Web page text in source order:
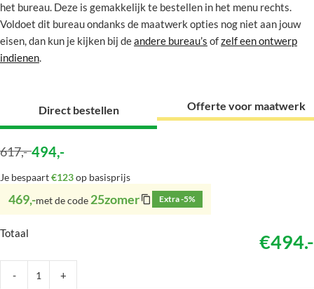
het bureau. Deze is gemakkelijk te bestellen in het menu rechts.
Voldoet dit bureau ondanks de maatwerk opties nog niet aan jouw
eisen, dan kun je kijken bij deandere bureau’s ofzelf een ontwerp
indienen.
Direct bestellen Offerte voor maatwerk
617,- 494,-
Je bespaart€123op basisprijs
469,-met de code 25zomer Extra -5%
Totaal €494.-